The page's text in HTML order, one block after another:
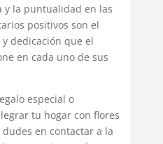
y la puntualidad en las
positivos son el
dedicación que el
en cada uno de sus
especial o
tu hogar con flores
en contactar a la